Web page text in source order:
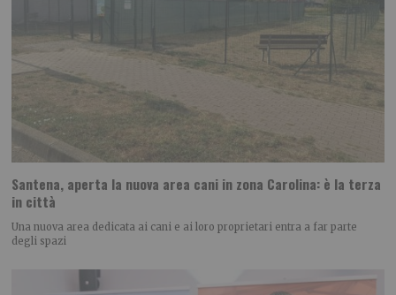
Santena, aperta la nuova area cani in zona Carolina: è la terza
in città
Una nuova area dedicata ai cani e ai loro proprietari entra a far parte
degli spazi